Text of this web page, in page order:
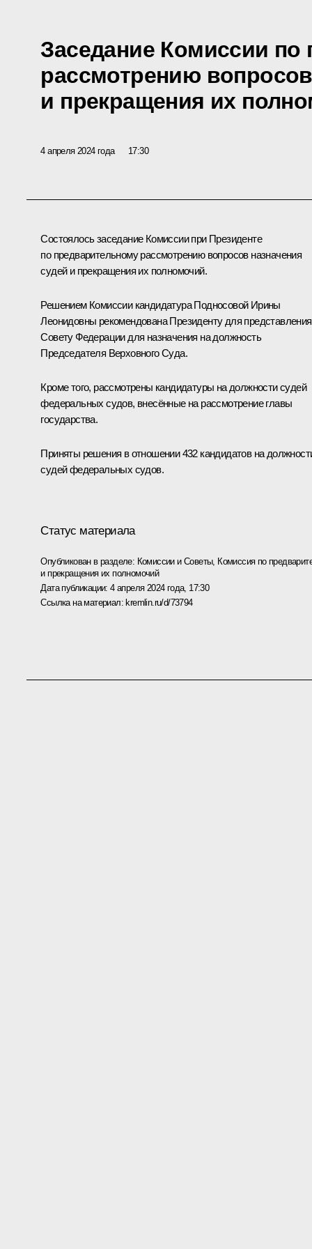
Заседание Комиссии по
рассмотрению
и прекращения их
4 апреля 2024 года 17:30
Состоялось заседание Комиссии при Президенте
по предварительному рассмотрению вопросов назначения
судей и прекращения их полномочий.
Решением Комиссии кандидатура Подносовой Ирины
Леонидовны рекомендована Президенту для представления
Совету Федерации для назначения на должность
Председателя Верховного Суда.
Кроме того, рассмотрены кандидатуры на должности судей
федеральных судов, внесённые на рассмотрение главы
государства.
Приняты решения в отношении 432 кандидатов на
судей федеральных судов.
Статус материала
Опубликован в разделе: Комиссии и Советы, Комиссия по
и прекращения их полномочий
Дата публикации:4 апреля 2024 года, 17:30
Ссылка на материал:kremlin.ru/d/73794